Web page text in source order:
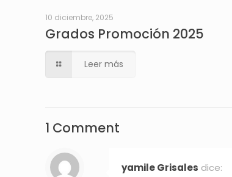
10 diciembre, 2025
Grados Promoción 2025
Leer más
1 Comment
yamile Grisales dice: